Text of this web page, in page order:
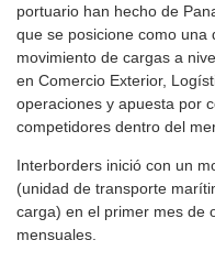
portuario han hecho de
que se posicione como una
movimiento de cargas a
en Comercio Exterior,
operaciones y apuesta por
competidores dentro del
Interborders inició con un
(unidad de transporte
carga) en el primer mes de
mensuales.